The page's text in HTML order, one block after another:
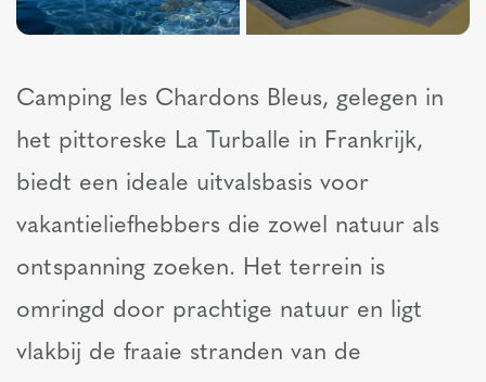
Camping les Chardons Bleus, gelegen in
het pittoreske La Turballe in Frankrijk,
biedt een ideale uitvalsbasis voor
vakantieliefhebbers die zowel natuur als
ontspanning zoeken. Het terrein is
omringd door prachtige natuur en ligt
vlakbij de fraaie stranden van de